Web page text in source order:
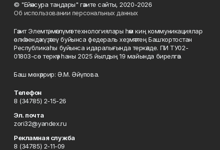
© "Ейәнсура таңдары" гәзите сайты, 2020-2026
Об использовании персональных данных
Гәзит Элемтә, мәғлүмәт технологиялары һәм киң коммуникациялар
өлкәһендә күҙәтеү буйынса федераль хеҙмәттең Башҡортостан
Республикаһы буйынса идаралығында теркәлде. ПИ ТУ02-
01803-сө теркәү һаны 2025 йылдың 19 майында бирелгән.
Баш мөхәррир: Ә.М. Әйүпова.
Телефон
8 (34785) 2-15-26
Эл. почта
zori32@yandex.ru
Рекламная служба
8 (34785) 2-11-09